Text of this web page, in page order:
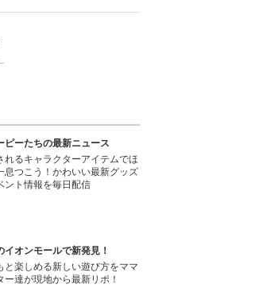
ピーたちの最新ニュース
れるキャラクターアイテムでほ
息つこう！かわいい最新グッズ
ント情報を毎日配信
イオンモールで新発見！
と楽しめる新しい遊び方をママ
ー達が現地から最新リポ！